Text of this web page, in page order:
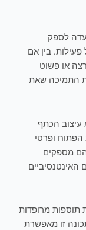
זו נועדה לספק
בין אם
או פשוט
התמיכה שאת
הכתף
ופרטי
מספקים
מרופדות
זו מאפשרת